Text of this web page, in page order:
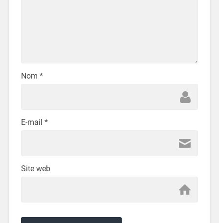
Nom *
E-mail *
Site web